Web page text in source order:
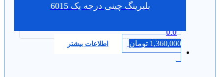
بلبرینگ چینی درجه یک 6015
0.0
1,360,000 تومان اطلاعات بیشتر